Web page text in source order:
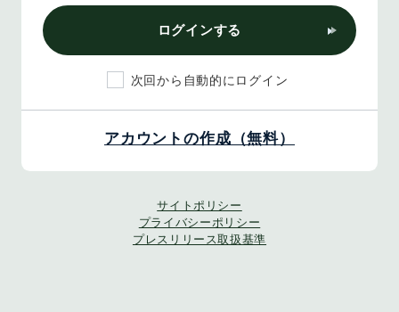
ログインする
次回から自動的にログイン
アカウントの作成（無料）
サイトポリシー
プライバシーポリシー
プレスリリース取扱基準